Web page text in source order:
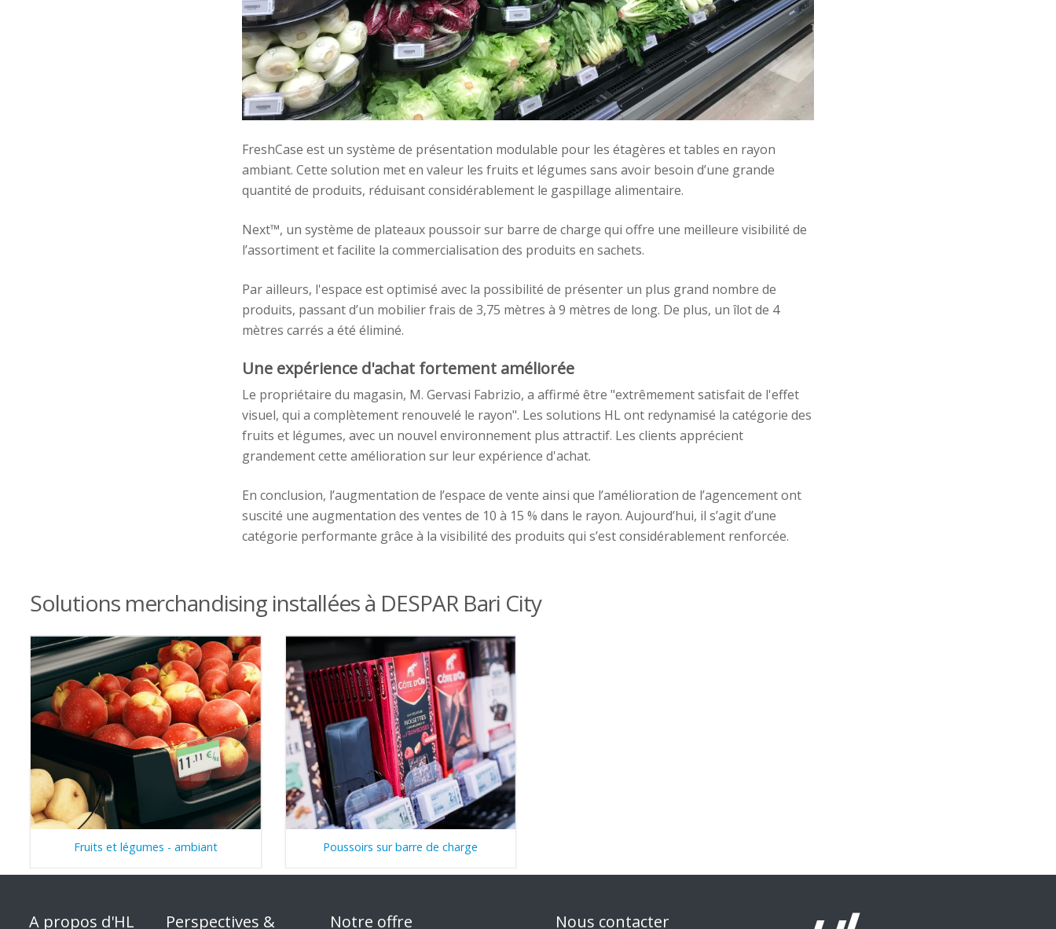
FreshCase est un système de présentation modulable pour les étagères et tables en rayon
ambiant. Cette solution met en valeur les fruits et légumes sans avoir besoin d’une grande
quantité de produits, réduisant considérablement le gaspillage alimentaire.
Next™, un système de plateaux poussoir sur barre de charge qui offre une meilleure visibilité de
l’assortiment et facilite la commercialisation des produits en sachets.
Par ailleurs, l'espace est optimisé avec la possibilité de présenter un plus grand nombre de
produits, passant d’un mobilier frais de 3,75 mètres à 9 mètres de long. De plus, un îlot de 4
mètres carrés a été éliminé.
Une expérience d'achat fortement améliorée
Le propriétaire du magasin, M. Gervasi Fabrizio, a affirmé être "extrêmement satisfait de l'effet
visuel, qui a complètement renouvelé le rayon". Les solutions HL ont redynamisé la catégorie des
fruits et légumes, avec un nouvel environnement plus attractif. Les clients apprécient
grandement cette amélioration sur leur expérience d'achat.
En conclusion, l’augmentation de l’espace de vente ainsi que l’amélioration de l’agencement ont
suscité une augmentation des ventes de 10 à 15 % dans le rayon. Aujourd’hui, il s’agit d’une
catégorie performante grâce à la visibilité des produits qui s’est considérablement renforcée.
Solutions merchandising installées à DESPAR Bari City
Fruits et légumes - ambiant Poussoirs sur barre de charge
A propos d'HL Perspectives & Notre offre Nous contacter